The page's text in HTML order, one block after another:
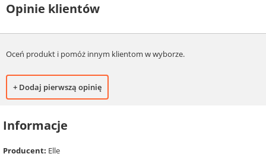
Opinie klientów
Oceń produkt i pomóż innym klientom w wyborze.
+ Dodaj pierwszą opinię
Informacje
Producent: Elle